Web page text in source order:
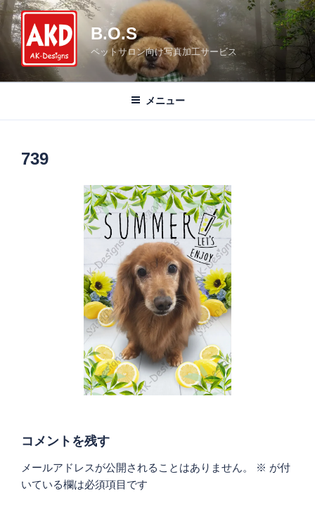
コ
テ
B.O.S
ペットサロン向け写真加工サービス
メニュー
739
コメントを残す
メールアドレスが公開されることはありません。 ※ が付
いている欄は必須項目です